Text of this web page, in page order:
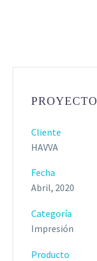
PROYECTO
Cliente
HAVVA
Fecha
Abril, 2020
Categoría
Impresión
Producto